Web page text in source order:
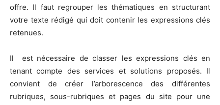
offre. Il faut regrouper les thématiques en structurant
votre texte rédigé qui doit contenir les expressions clés
retenues.
Il est nécessaire de classer les expressions clés en
tenant compte des services et solutions proposés. Il
convient de créer l’arborescence des différentes
rubriques, sous-rubriques et pages du site pour une